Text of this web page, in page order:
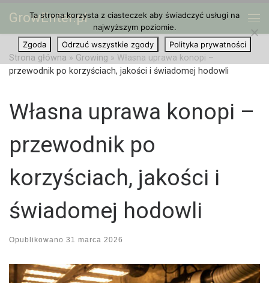
Przejdź do treści
GrowEnter.pl
Strona główna » Growing » Własna uprawa konopi –
przewodnik po korzyściach, jakości i świadomej hodowli
Własna uprawa konopi –
przewodnik po
korzyściach, jakości i
świadomej hodowli
Opublikowano 31 marca 2026
Ta strona korzysta z ciasteczek aby świadczyć usługi na
najwyższym poziomie.
Zgoda
Odrzuć wszystkie zgody Polityka prywatności